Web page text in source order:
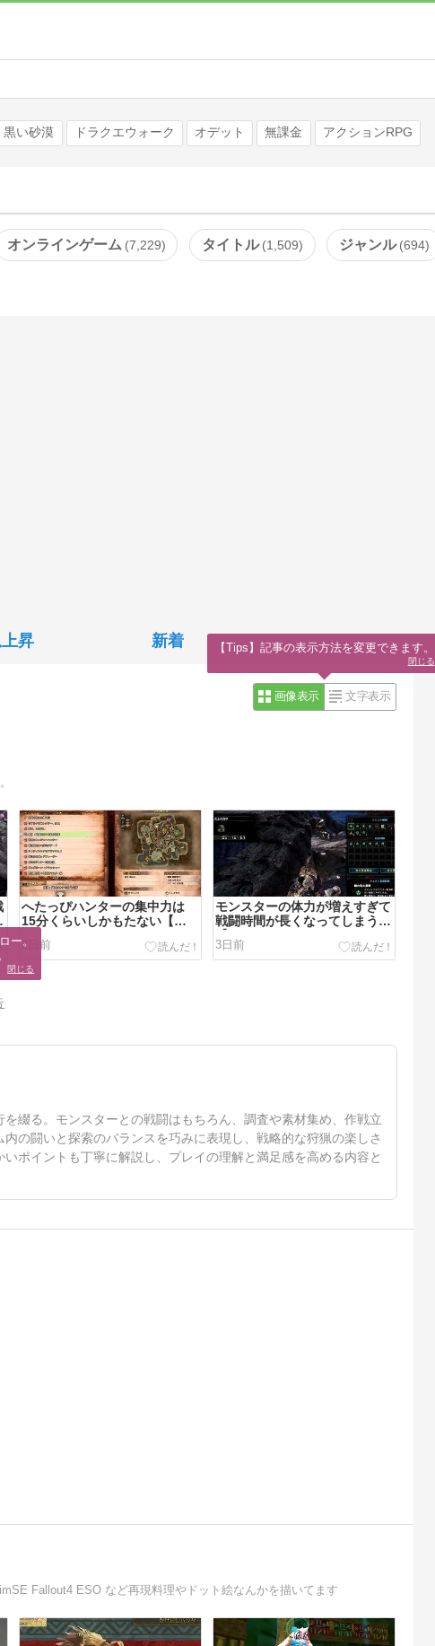
黒い砂漠 ドラクエウォーク オデット 無課金 アクションRPG
オンラインゲーム 7,229 タイトル 1,509 ジャンル 694
昇 新着
画像表示 文字表示
へたっぴハンターの集中力は
15分くらいしかもたない【モ
ンスターハンターワールド：ア
イスボーン その１６】
2日前
モンスターの体力が増えすぎて
戦闘時間が長くなってしまう
【モンスターハンターワール
ド：アイスボーン その１５】
3日前
綴る。モンスターとの戦闘はもちろん、調査や素材集め、作戦立
の闘いと探索のバランスを巧みに表現し、戦略的な狩猟の楽しさ
ポイントも丁寧に解説し、プレイの理解と満足感を高める内容と
Fallout4 ESO など再現料理やドット絵なんかを描いてます
ー。
閉じる
【Tips】記事の表示方法を変更できます。
閉じる